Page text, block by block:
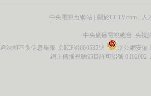
中央電視台網站 關於CCTV.com 人
中央廣播電視總台 央視
違法和不良信息舉報
京ICP證060535號
京公網安備
網上傳播視聽節目許可證號 0102002